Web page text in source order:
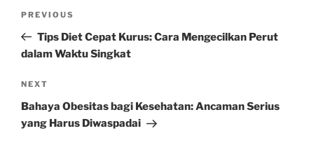
Previous
Post
PREVIOUS
Tips Diet Cepat Kurus: Cara Mengecilkan Perut
dalam Waktu Singkat
Next
Post
NEXT
Bahaya Obesitas bagi Kesehatan: Ancaman Serius
yang Harus Diwaspadai